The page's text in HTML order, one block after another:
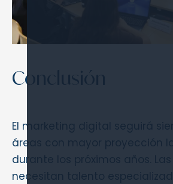
Conclusión
El marketing digital seguirá
áreas con mayor proyección
durante los próximos años. Las
necesitan talento